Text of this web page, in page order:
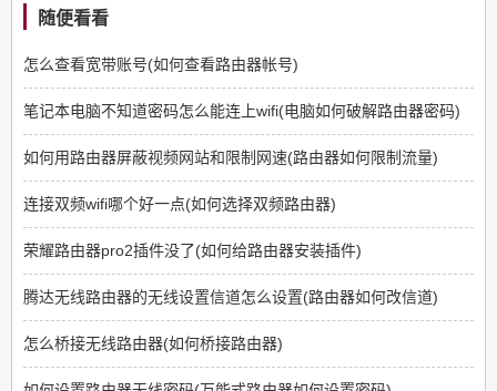
随便看看
怎么查看宽带账号(如何查看路由器帐号)
笔记本电脑不知道密码怎么能连上wifi(电脑如何破解路由器密码)
如何用路由器屏蔽视频网站和限制网速(路由器如何限制流量)
连接双频wifi哪个好一点(如何选择双频路由器)
荣耀路由器pro2插件没了(如何给路由器安装插件)
腾达无线路由器的无线设置信道怎么设置(路由器如何改信道)
怎么桥接无线路由器(如何桥接路由器)